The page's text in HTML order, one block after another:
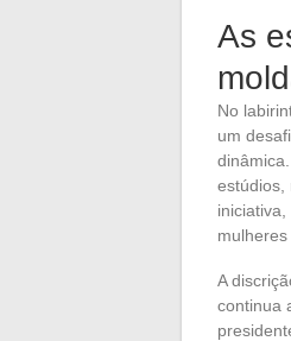
As
No
um
estúdios,
mulheres
A
continua